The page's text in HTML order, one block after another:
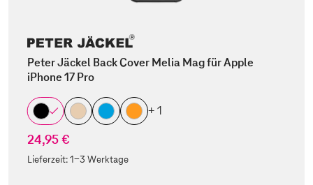
Peter Jäckel Back Cover Melia Mag für Apple
iPhone 17 Pro
+ 1
24,95 €
Lieferzeit:1-3 Werktage